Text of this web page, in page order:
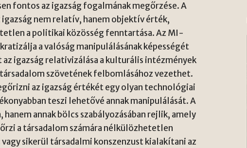
fontos az igazság fogalmának megőrzése. A
nem relatív, hanem objektív érték,
a politikai közösség fenntartása. Az MI-
a valóság manipulálásának képességét
igazság relativizálása a kulturális intézmények
szövetének felbomlásához vezethet.
az igazság értékét egy olyan technológiai
teszi lehetővé annak manipulálását. A
annak bölcs szabályozásában rejlik, amely
a társadalom számára nélkülözhetetlen
sikerül társadalmi konszenzust kialakítani az